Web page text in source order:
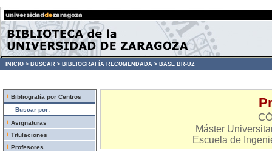
INICIO > BUSCAR > BIBLIOGRAFÍA RECOMENDADA > BASE BR-UZ
Bibliografía por Centros
Buscar por:
Asignaturas
Titulaciones
Profesores
Máster
Escuela de